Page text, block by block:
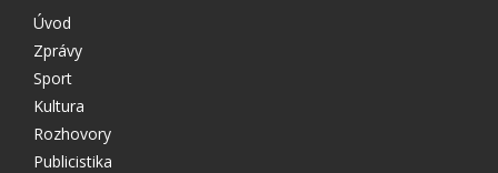
Úvod
Zprávy
Sport
Kultura
Rozhovory
Publicistika